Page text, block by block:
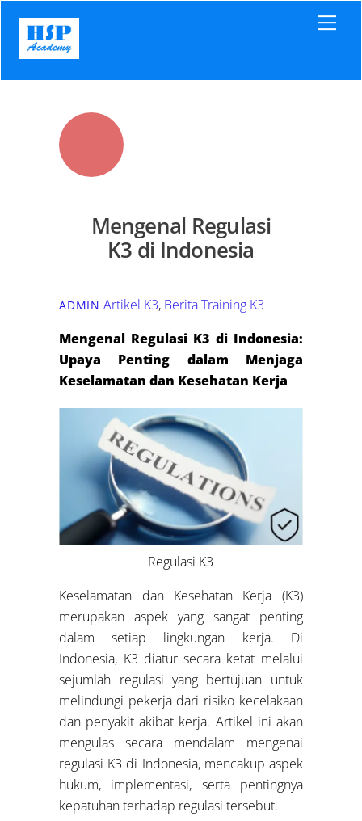
content
Mengenal Regulasi
K3 di Indonesia
ADMIN Artikel K3, Berita Training K3
Mengenal Regulasi K3 di Indonesia:
Upaya Penting dalam Menjaga
Keselamatan dan Kesehatan Kerja
Regulasi K3
Keselamatan dan Kesehatan Kerja (K3)
merupakan aspek yang sangat penting
dalam setiap lingkungan kerja. Di
Indonesia, K3 diatur secara ketat melalui
sejumlah regulasi yang bertujuan untuk
melindungi pekerja dari risiko kecelakaan
dan penyakit akibat kerja. Artikel ini akan
mengulas secara mendalam mengenai
regulasi K3 di Indonesia, mencakup aspek
hukum, implementasi, serta pentingnya
kepatuhan terhadap regulasi tersebut.